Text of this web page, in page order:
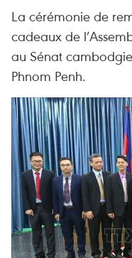
La cérémonie de
cadeaux de
au Sénat
Phnom Penh.